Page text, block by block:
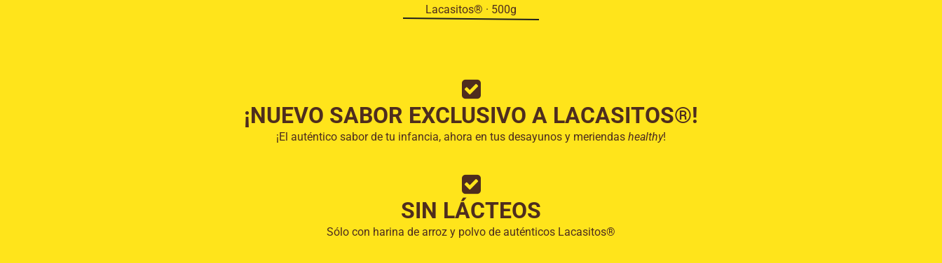
Lacasitos® · 500g
¡NUEVO SABOR EXCLUSIVO A LACASITOS®!
¡El auténtico sabor de tu infancia, ahora en tus desayunos y meriendas healthy!
SIN LÁCTEOS
Sólo con harina de arroz y polvo de auténticos Lacasitos®